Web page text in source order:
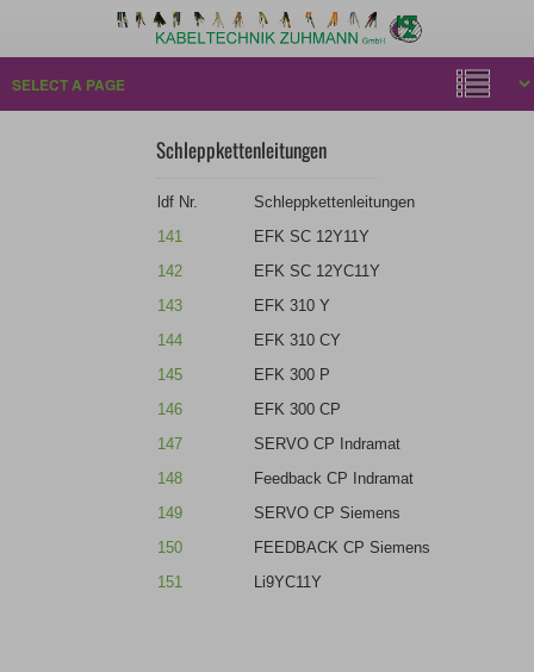
Schleppkettenleitungen
ldf Nr.
Schleppkettenleitungen
141
EFK SC 12Y11Y
142
EFK SC 12YC11Y
143
EFK 310 Y
144
EFK 310 CY
145
EFK 300 P
146
EFK 300 CP
147
SERVO CP Indramat
148
Feedback CP Indramat
149
SERVO CP Siemens
150
FEEDBACK CP Siemens
151
Li9YC11Y